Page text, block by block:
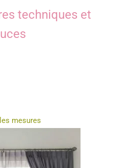
techniques et
mesures